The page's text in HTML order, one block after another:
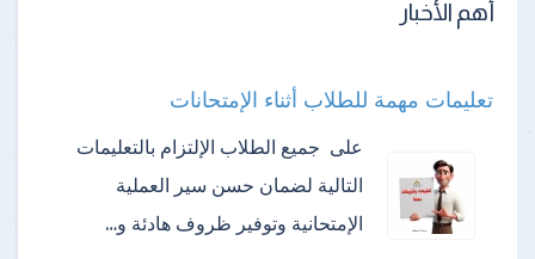
أهم الأخبار
تعليمات مهمة للطلاب أثناء الإمتحانات
على جميع الطلاب الإلتزام بالتعليمات
التالية لضمان حسن سير العملية
الإمتحانية وتوفير ظروف هادئة و…